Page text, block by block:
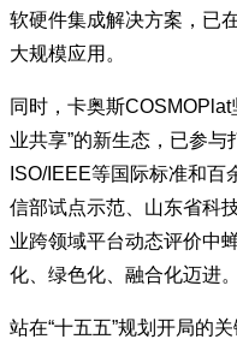
软硬件集成解决方案，已
大规模应用。
同时，卡奥斯
业共享”的新生态，已参
ISO/IEEE等国际标准和
信部试点示范、山东省科
业跨领域平台动态评价中
化、绿色化、融合化迈进。
站在“十五五”规划开局的